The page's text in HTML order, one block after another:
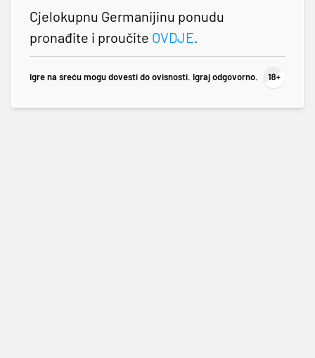
Cjelokupnu Germanijinu ponudu
pronađite i proučite OVDJE.
Igre na sreću mogu dovesti do ovisnosti. Igraj odgovorno.